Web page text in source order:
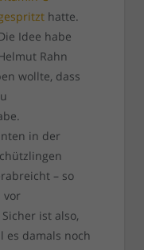
hatte.
Idee habe
Rahn
wollte, dass
in der
– so
vor
ist also,
es damals noch